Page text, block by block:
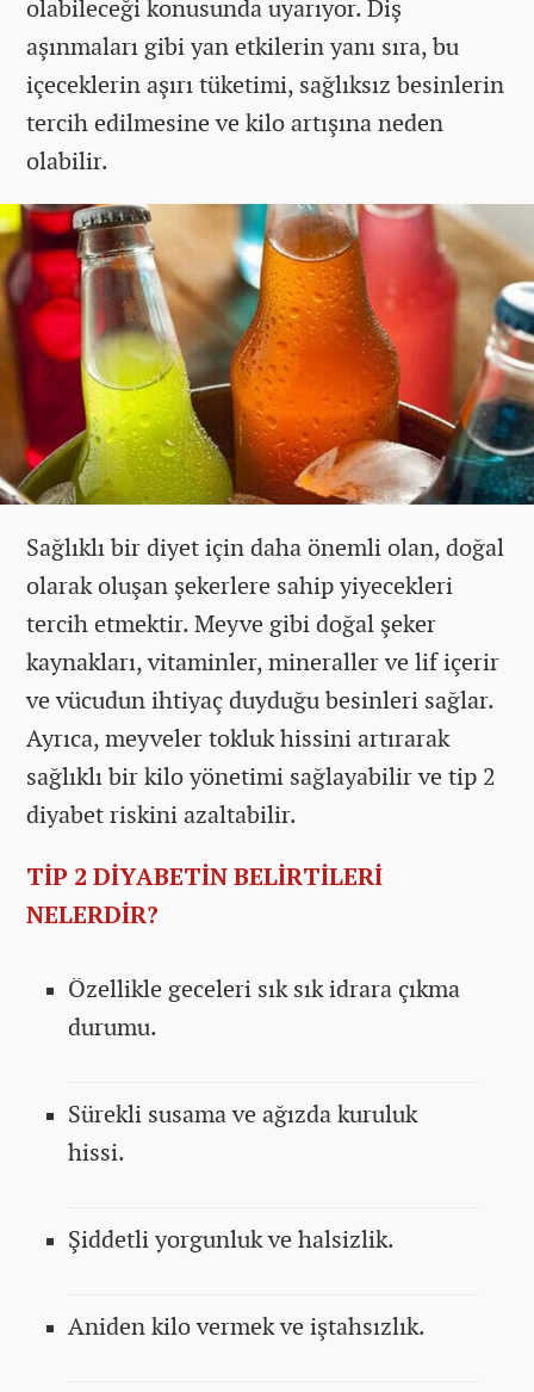
olabileceği konusunda uyarıyor. Diş
aşınmaları gibi yan etkilerin yanı sıra, bu
içeceklerin aşırı tüketimi, sağlıksız besinlerin
tercih edilmesine ve kilo artışına neden
olabilir.
Sağlıklı bir diyet için daha önemli olan, doğal
olarak oluşan şekerlere sahip yiyecekleri
tercih etmektir. Meyve gibi doğal şeker
kaynakları, vitaminler, mineraller ve lif içerir
ve vücudun ihtiyaç duyduğu besinleri sağlar.
Ayrıca, meyveler tokluk hissini artırarak
sağlıklı bir kilo yönetimi sağlayabilir ve tip 2
diyabet riskini azaltabilir.
TİP 2 DİYABETİN BELİRTİLERİ
NELERDİR?
Özellikle geceleri sık sık idrara çıkma
durumu.
Sürekli susama ve ağızda kuruluk
hissi.
Şiddetli yorgunluk ve halsizlik.
Aniden kilo vermek ve iştahsızlık.